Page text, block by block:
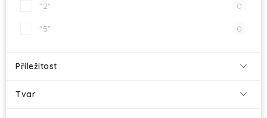
"2" 0
"5" 0
Příležitost
Tvar